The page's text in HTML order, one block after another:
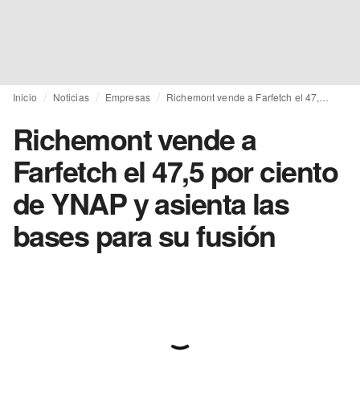
Inicio Noticias Empresas
Richemont vende a
Farfetch el 47,5 por ciento
de YNAP y asienta las
bases para su fusión